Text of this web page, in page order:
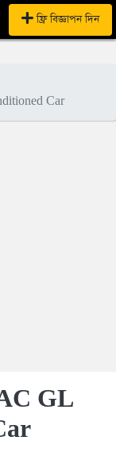
ফ্রি বিজ্ঞাপন দিন
Car
GL